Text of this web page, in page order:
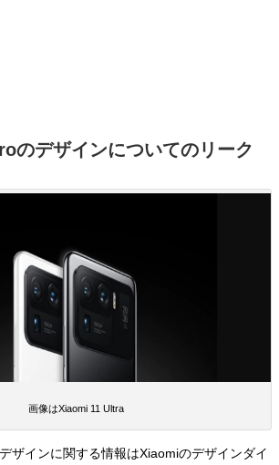
のデザインについてのリーク
画像はXiaomi 11 Ultra
ザインに関する情報はXiaomiのデザインダイ